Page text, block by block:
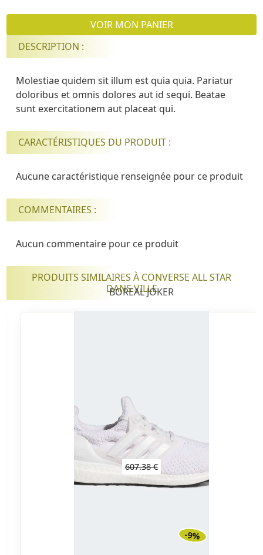
VOIR MON PANIER
DESCRIPTION :
Molestiae quidem sit illum est quia quia. Pariatur
doloribus et omnis dolores aut id sequi. Beatae
sunt exercitationem aut placeat qui.
CARACTÉRISTIQUES DU PRODUIT :
Aucune caractéristique renseignée pour ce produit
COMMENTAIRES :
Aucun commentaire pour ce produit
PRODUITS SIMILAIRES À CONVERSE ALL STAR
DANS VILLE
BOREAL JOKER
607.38 €
-9%